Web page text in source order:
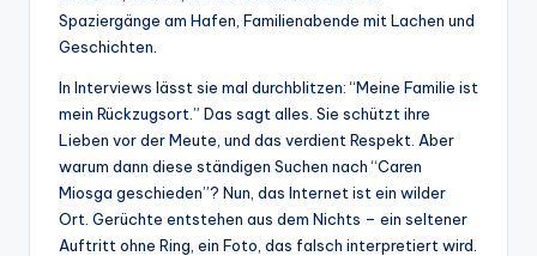
Spaziergänge am Hafen, Familienabende mit Lachen und
Geschichten.
In Interviews lässt sie mal durchblitzen: “Meine Familie ist
mein Rückzugsort.” Das sagt alles. Sie schützt ihre
Lieben vor der Meute, und das verdient Respekt. Aber
warum dann diese ständigen Suchen nach “Caren
Miosga geschieden”? Nun, das Internet ist ein wilder
Ort. Gerüchte entstehen aus dem Nichts – ein seltener
Auftritt ohne Ring, ein Foto, das falsch interpretiert wird.